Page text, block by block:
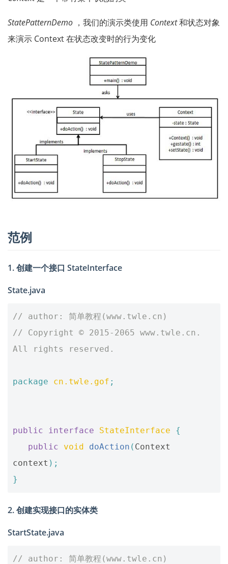
StatePatternDemo ，我们的演示类使用 Context和状态对象
来演示 Context 在状态改变时的行为变化
范例
1. 创建一个接口 StateInterface
State.java
// author: 简单教程(www.twle.cn)
// Copyright © 2015-2065 www.twle.cn.
All rights reserved.
package cn.twle.gof ;
public interface StateInterface
{
public
void doAction ( Context
context );
}
2. 创建实现接口的实体类
StartState.java
// author: 简单教程(www.twle.cn)